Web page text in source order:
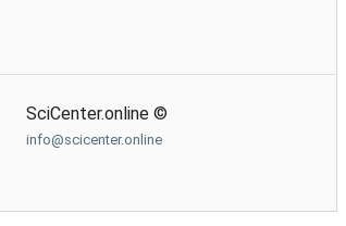
SciCenter.online ©
info@scicenter.online